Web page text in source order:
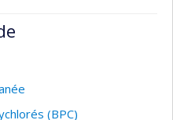
contaminants en milieu
travail, santé et sécurité,
(BPC)